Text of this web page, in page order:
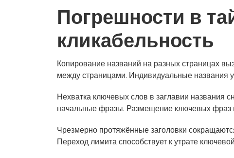
Погрешности в
кликабельность
Копирование названий на разных страницах
между страницами. Индивидуальные названия
Нехватка ключевых слов в заглавии названия
начальные фразы. Размещение ключевых фраз
Чрезмерно протяжённые заголовки
Переход лимита способствует к утрате